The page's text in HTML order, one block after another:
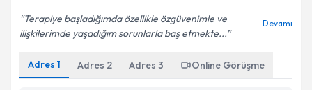
Terapiye başladığımda özellikle özgüvenimle ve
ilişkilerimde yaşadığım sorunlarla baş etmekte...
Devamı
Adres 1 Adres 2 Adres 3 Online Görüşme